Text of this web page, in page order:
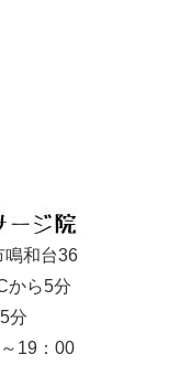
和台36
ら5分
分
19：00